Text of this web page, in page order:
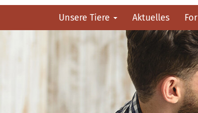
Unsere Tiere Aktuelles